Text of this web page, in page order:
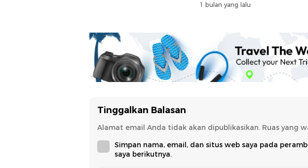
1 bulan yang lalu
Tinggalkan Balasan
Alamat email Anda tidak akan dipublikasikan. Ruas yang
Simpan nama, email, dan situs web saya pada
saya berikutnya.